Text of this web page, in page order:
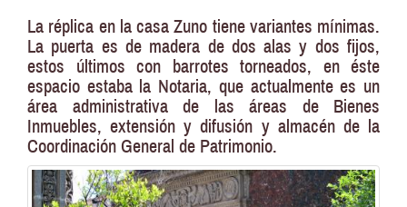
La réplica en la casa Zuno tiene variantes mínimas.
La puerta es de madera de dos alas y dos fijos,
estos últimos con barrotes torneados, en éste
espacio estaba la Notaria, que actualmente es un
área administrativa de las áreas de Bienes
Inmuebles, extensión y difusión y almacén de la
Coordinación General de Patrimonio.